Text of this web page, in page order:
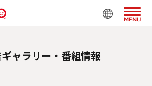
MENU
ャラリー・番組情報